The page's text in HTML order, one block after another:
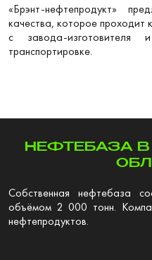
«Брэнт-нефтепродукт»
качества, которое проходит
с завода-изготовителя
транспортировке.
НЕФТЕБАЗА В
Собственная нефтебаза
объёмом 2 000 тонн.
нефтепродуктов.